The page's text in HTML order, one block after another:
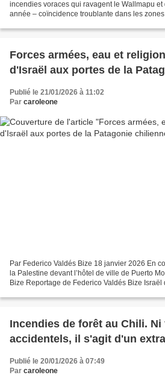
incendies voraces qui ravagent le Wallmapu
année – coïncidence troublante dans les
Forces armées, eau et
d'Israël aux portes de la
Publié le 21/01/2026 à 11:02
Par caroleone
Par Federico Valdés Bize 18 janvier 2026 En
la Palestine devant l’hôtel de ville de Puerto
Bize Reportage de Federico Valdés Bize
Incendies de forêt au Chili.
accidentels, il s'agit d'un
Publié le 20/01/2026 à 07:49
Par caroleone